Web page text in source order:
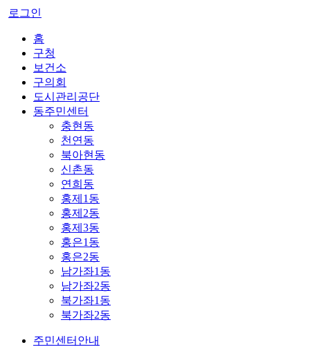
로그인
홈
구청
보건소
구의회
도시관리공단
동주민센터
충현동
천연동
북아현동
신촌동
연희동
홍제1동
홍제2동
홍제3동
홍은1동
홍은2동
남가좌1동
남가좌2동
북가좌1동
북가좌2동
주민센터안내